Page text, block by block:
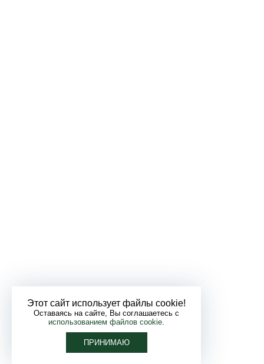
Этот сайт использует файлы cookie!
Оставаясь на сайте, Вы соглашаетесь с
использованием файлов cookie.
ПРИНИМАЮ